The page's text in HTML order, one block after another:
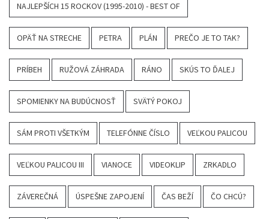
NAJLEPŠÍCH 15 ROCKOV (1995-2010) - BEST OF
OPÄŤ NA STRECHE PETRA PLÁN PREČO JE TO TAK?
PRÍBEH RUŽOVÁ ZÁHRADA RÁNO SKÚS TO ĎALEJ
SPOMIENKY NA BUDÚCNOSŤ SVÄTÝ POKOJ
SÁM PROTI VŠETKÝM TELEFÓNNE ČÍSLO VEĽKOU PALICOU
VEĽKOU PALICOU III VIANOCE VIDEOKLIP ZRKADLO
ZÁVEREČNÁ ÚSPEŠNE ZAPOJENÍ ČAS BEŽÍ ČO CHCÚ?